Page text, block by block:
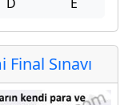
Sınavı